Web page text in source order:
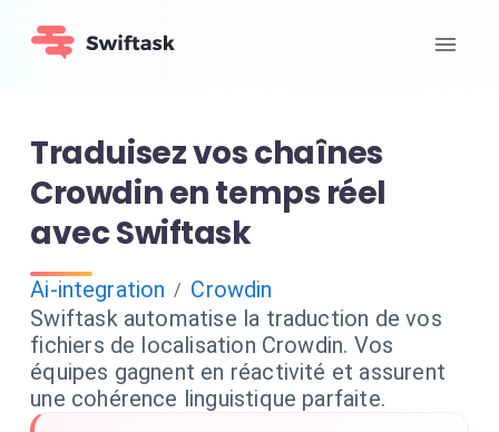
Traduisez vos chaînes
Crowdin en temps réel
avec Swiftask
Ai-integration / Crowdin
Swiftask automatise la traduction de vos
fichiers de localisation Crowdin. Vos
équipes gagnent en réactivité et assurent
une cohérence linguistique parfaite.